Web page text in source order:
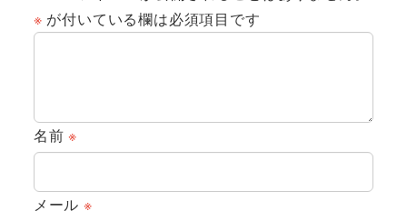
※ が付いている欄は必須項目です
名前※
メール ※